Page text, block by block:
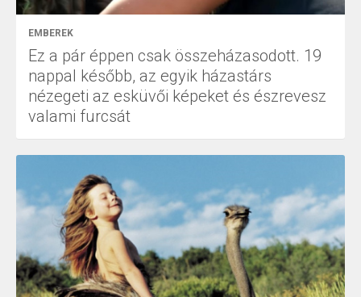
EMBEREK
Ez a pár éppen csak összeházasodott. 19
nappal később, az egyik házastárs
nézegeti az esküvői képeket és észrevesz
valami furcsát